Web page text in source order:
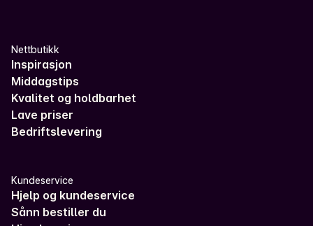
Nettbutikk
Inspirasjon
Middagstips
Kvalitet og holdbarhet
Lave priser
Bedriftslevering
Kundeservice
Hjelp og kundeservice
Sånn bestiller du